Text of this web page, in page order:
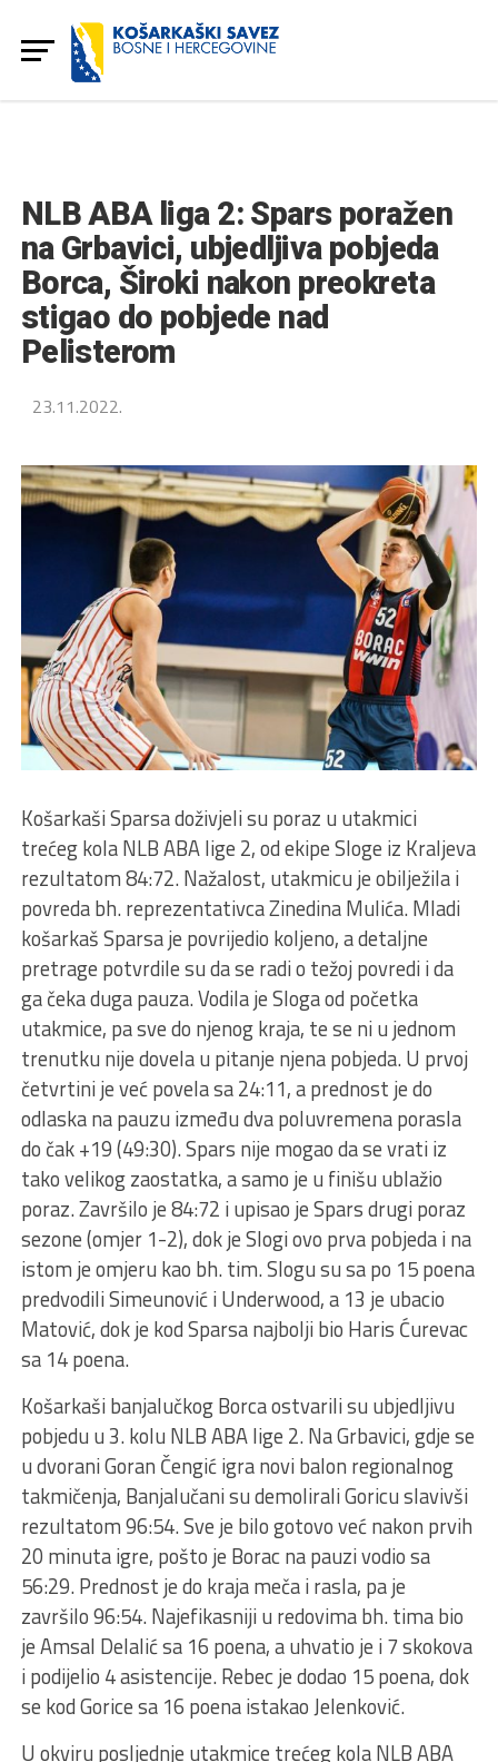
NLB ABA liga 2: Spars poražen
na Grbavici, ubjedljiva pobjeda
Borca, Široki nakon preokreta
stigao do pobjede nad
Pelisterom
23.11.2022.
Košarkaši Sparsa doživjeli su poraz u utakmici
trećeg kola NLB ABA lige 2, od ekipe Sloge iz Kraljeva
rezultatom 84:72. Nažalost, utakmicu je obilježila i
povreda bh. reprezentativca Zinedina Mulića. Mladi
košarkaš Sparsa je povrijedio koljeno, a detaljne
pretrage potvrdile su da se radi o težoj povredi i da
ga čeka duga pauza. Vodila je Sloga od početka
utakmice, pa sve do njenog kraja, te se ni u jednom
trenutku nije dovela u pitanje njena pobjeda. U prvoj
četvrtini je već povela sa 24:11, a prednost je do
odlaska na pauzu između dva poluvremena porasla
do čak +19 (49:30). Spars nije mogao da se vrati iz
tako velikog zaostatka, a samo je u finišu ublažio
poraz. Završilo je 84:72 i upisao je Spars drugi poraz
sezone (omjer 1-2), dok je Slogi ovo prva pobjeda i na
istom je omjeru kao bh. tim. Slogu su sa po 15 poena
predvodili Simeunović i Underwood, a 13 je ubacio
Matović, dok je kod Sparsa najbolji bio Haris Ćurevac
sa 14 poena.
Košarkaši banjalučkog Borca ostvarili su ubjedljivu
pobjedu u 3. kolu NLB ABA lige 2. Na Grbavici, gdje se
u dvorani Goran Čengić igra novi balon regionalnog
takmičenja, Banjalučani su demolirali Goricu slavivši
rezultatom 96:54. Sve je bilo gotovo već nakon prvih
20 minuta igre, pošto je Borac na pauzi vodio sa
56:29. Prednost je do kraja meča i rasla, pa je
završilo 96:54. Najefikasniji u redovima bh. tima bio
je Amsal Delalić sa 16 poena, a uhvatio je i 7 skokova
i podijelio 4 asistencije. Rebec je dodao 15 poena, dok
se kod Gorice sa 16 poena istakao Jelenković.
U okviru posljednje utakmice trećeg kola NLB ABA